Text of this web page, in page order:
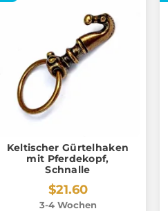
Keltischer Gürtelhaken
mit Pferdekopf,
Schnalle
$21.60
3-4 Wochen